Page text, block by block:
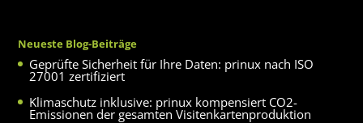
Neueste Blog-Beiträge
Geprüfte Sicherheit für Ihre Daten: prinux nach ISO
27001 zertifiziert
Klimaschutz inklusive: prinux kompensiert CO2-
Emissionen der gesamten Visitenkartenproduktion